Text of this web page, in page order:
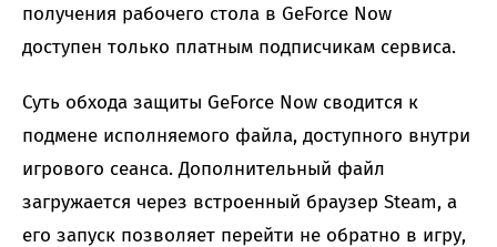
получения рабочего стола в GeForce Now
доступен только платным подписчикам сервиса.
Суть обхода защиты GeForce Now сводится к
подмене исполняемого файла, доступного внутри
игрового сеанса. Дополнительный файл
загружается через встроенный браузер Steam, а
его запуск позволяет перейти не обратно в игру,